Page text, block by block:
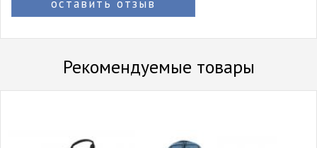
оставить отзыв
Рекомендуемые товары